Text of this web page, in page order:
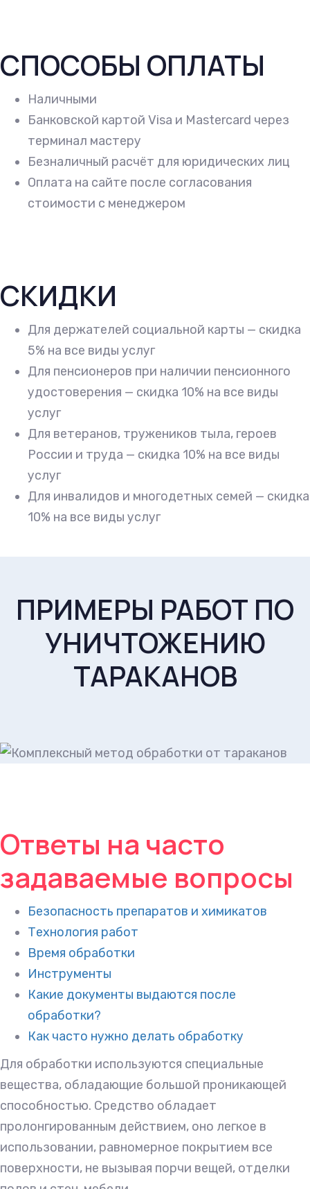
СПОСОБЫ ОПЛАТЫ
Наличными
Банковской картой Visa и Mastercard через
терминал мастеру
Безналичный расчёт для юридических лиц
Оплата на сайте после согласования
стоимости с менеджером
СКИДКИ
Для держателей социальной карты — скидка
5% на все виды услуг
Для пенсионеров при наличии пенсионного
удостоверения — скидка 10% на все виды
услуг
Для ветеранов, тружеников тыла, героев
России и труда — скидка 10% на все виды
услуг
Для инвалидов и многодетных семей — скидка
10% на все виды услуг
ПРИМЕРЫ РАБОТ ПО
УНИЧТОЖЕНИЮ
ТАРАКАНОВ
Ответы на часто
задаваемые вопросы
Безопасность препаратов и химикатов
Технология работ
Время обработки
Инструменты
Какие документы выдаются после
обработки?
Как часто нужно делать обработку
Для обработки используются специальные
вещества, обладающие большой проникающей
способностью. Средство обладает
пролонгированным действием, оно легкое в
использовании, равномерное покрытием все
поверхности, не вызывая порчи вещей, отделки